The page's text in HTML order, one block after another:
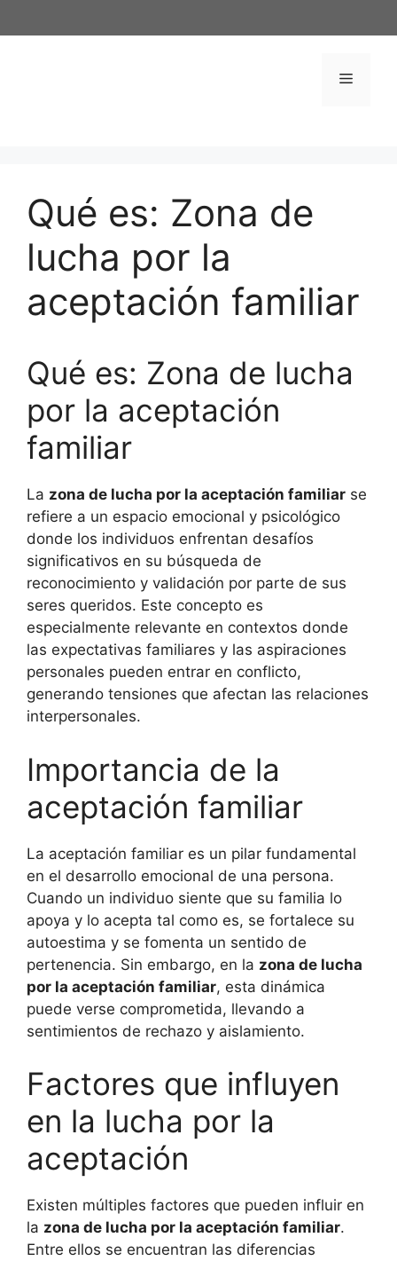
al
Menú
Qué es: Zona de
lucha por la
aceptación familiar
Qué es: Zona de lucha
por la aceptación
familiar
La zona de lucha por la aceptación familiar se
refiere a un espacio emocional y psicológico
donde los individuos enfrentan desafíos
significativos en su búsqueda de
reconocimiento y validación por parte de sus
seres queridos. Este concepto es
especialmente relevante en contextos donde
las expectativas familiares y las aspiraciones
personales pueden entrar en conflicto,
generando tensiones que afectan las relaciones
interpersonales.
Importancia de la
aceptación familiar
La aceptación familiar es un pilar fundamental
en el desarrollo emocional de una persona.
Cuando un individuo siente que su familia lo
apoya y lo acepta tal como es, se fortalece su
autoestima y se fomenta un sentido de
pertenencia. Sin embargo, en la zona de lucha
por la aceptación familiar, esta dinámica
puede verse comprometida, llevando a
sentimientos de rechazo y aislamiento.
Factores que influyen
en la lucha por la
aceptación
Existen múltiples factores que pueden influir en
la zona de lucha por la aceptación familiar.
Entre ellos se encuentran las diferencias